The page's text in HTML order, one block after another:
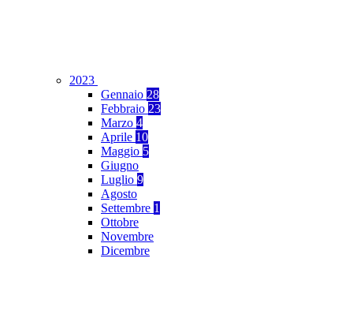
2023
Gennaio 28
Febbraio 23
Marzo 4
Aprile 10
Maggio 5
Giugno
Luglio 9
Agosto
Settembre 1
Ottobre
Novembre
Dicembre